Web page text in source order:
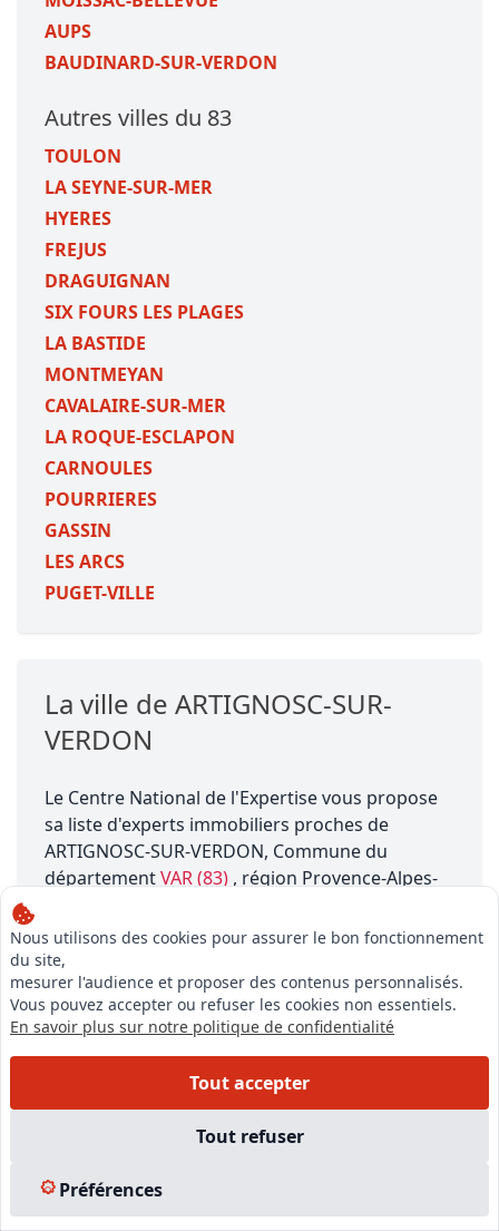
AUPS
BAUDINARD-SUR-VERDON
Autres villes du 83
TOULON
LA SEYNE-SUR-MER
HYERES
FREJUS
DRAGUIGNAN
SIX FOURS LES PLAGES
LA BASTIDE
MONTMEYAN
CAVALAIRE-SUR-MER
LA ROQUE-ESCLAPON
CARNOULES
POURRIERES
GASSIN
LES ARCS
PUGET-VILLE
La ville de ARTIGNOSC-SUR-
VERDON
Le Centre National de l'Expertise vous propose
sa liste d'experts immobiliers proches de
ARTIGNOSC-SUR-VERDON, Commune du
départementVAR (83) , région Provence-Alpes-
ARTIGNOSC-SUR-VERDON se situe à une altitude
de 524.0 mètres, a une superficie de 18.93 km²,
porte le numéro INSEE 83005 et sa population
est d'environ 300 habitants.
Nous utilisons des cookies pour assurer le bon fonctionnement
du site,
mesurer l'audience et proposer des contenus personnalisés.
Vous pouvez accepter ou refuser les cookies non essentiels.
En savoir plus sur notre politique de confidentialité
Tout accepter
Tout refuser
Préférences
Notre équipe est à votre écoute pour vous accompagner dans